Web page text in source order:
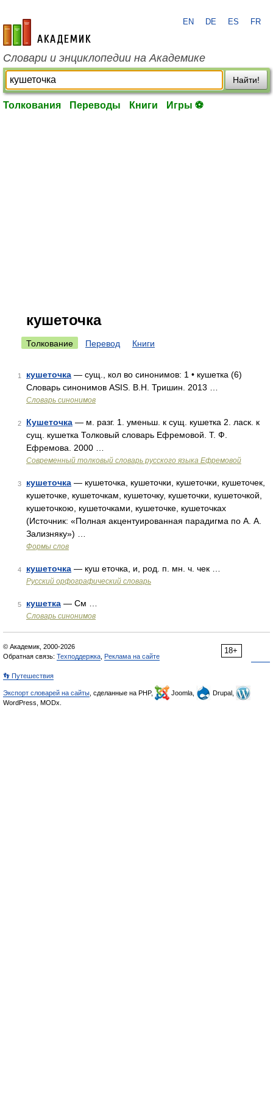
academic.ru
EN DE ES FR
Словари и энциклопедии на Академике
Найти!
Толкования Переводы Книги Игры ⚽
кушеточка
Толкование Перевод Книги
1 кушеточка — сущ., кол во синонимов: 1 • кушетка (6)
Словарь синонимов ASIS. В.Н. Тришин. 2013 …
Словарь синонимов
2 Кушеточка — м. разг. 1. уменьш. к сущ. кушетка 2. ласк. к
сущ. кушетка Толковый словарь Ефремовой. Т. Ф.
Ефремова. 2000 …
Современный толковый словарь русского языка Ефремовой
3 кушеточка — кушеточка, кушеточки, кушеточки, кушеточек,
кушеточке, кушеточкам, кушеточку, кушеточки, кушеточкой,
кушеточкою, кушеточками, кушеточке, кушеточках
(Источник: «Полная акцентуированная парадигма по А. А.
Зализняку») …
Формы слов
4 кушеточка — куш еточка, и, род. п. мн. ч. чек …
Русский орфографический словарь
5 кушетка — См …
Словарь синонимов
18+
© Академик, 2000-2026
Обратная связь: Техподдержка Реклама на сайте
👣 Путешествия
Экспорт словарей на сайты , сделанные на PHP, Joomla,
Drupal,
WordPress, MODx.